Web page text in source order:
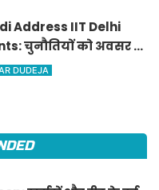
Address IIT Delhi
चुनौतियों को अवसर में
आईआईटी दिल्ली के
DUDEJA